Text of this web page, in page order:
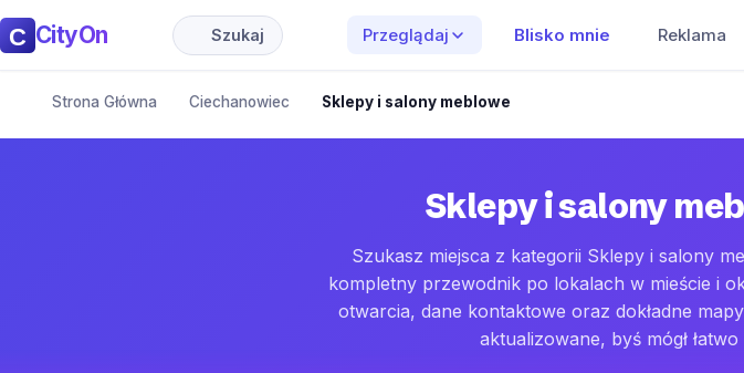
CityOn Szukaj Przeglądaj Blisko mnie Reklama
Strona Główna Ciechanowiec Sklepy i salony meblowe
Sklepy i salony
Szukasz miejsca z kategorii Sklepy i salony
kompletny przewodnik po lokalach w mieście i
otwarcia, dane kontaktowe oraz dokładne
aktualizowane, byś mógł